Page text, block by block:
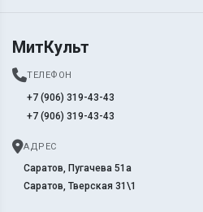
МитКульт
ТЕЛЕФОН
+7 (906) 319-43-43
+7 (906) 319-43-43
АДРЕС
Саратов, Пугачева 51а
Саратов, Тверская 31\1